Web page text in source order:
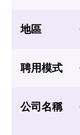
地區
聘用模式
公司名稱